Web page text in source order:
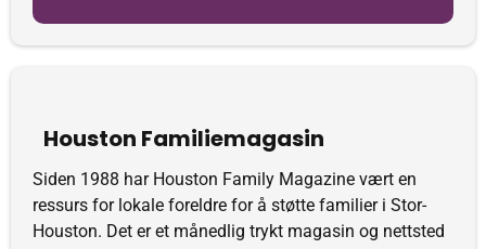
Houston Familiemagasin
Siden 1988 har Houston Family Magazine vært en
ressurs for lokale foreldre for å støtte familier i Stor-
Houston. Det er et månedlig trykt magasin og nettsted